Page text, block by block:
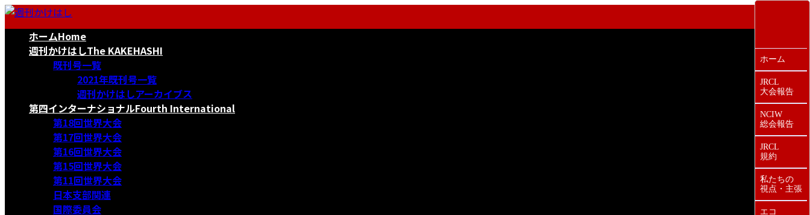
コ
ナ
ホームHome
週刊かけはしThe KAKEHASHI
既刊号一覧
2021年既刊号一覧
週刊かけはしアーカイブス
第四インターナショナルFourth International
第18回世界大会
第17回世界大会
第16回世界大会
第15回世界大会
第11回世界大会
日本支部関連
国際委員会
ホーム
JRCL
大会報告
NCIW
総会報告
JRCL
規約
私たちの
視点・主張
エコ